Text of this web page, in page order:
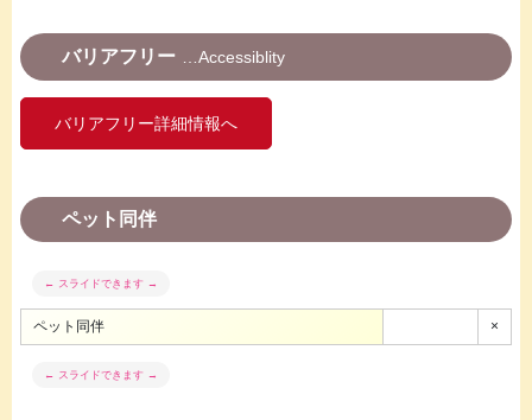
バリアフリー Accessiblity
バリアフリー詳細情報へ
ペット同伴
ペット同伴 ×